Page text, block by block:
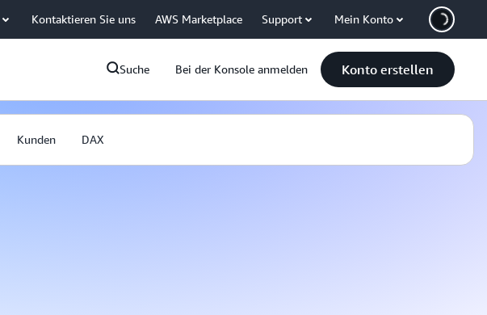
Kontaktieren Sie uns AWS Marketplace Support Mein Konto
Suche Bei der Konsole anmelden Konto erstellen
Kunden DAX